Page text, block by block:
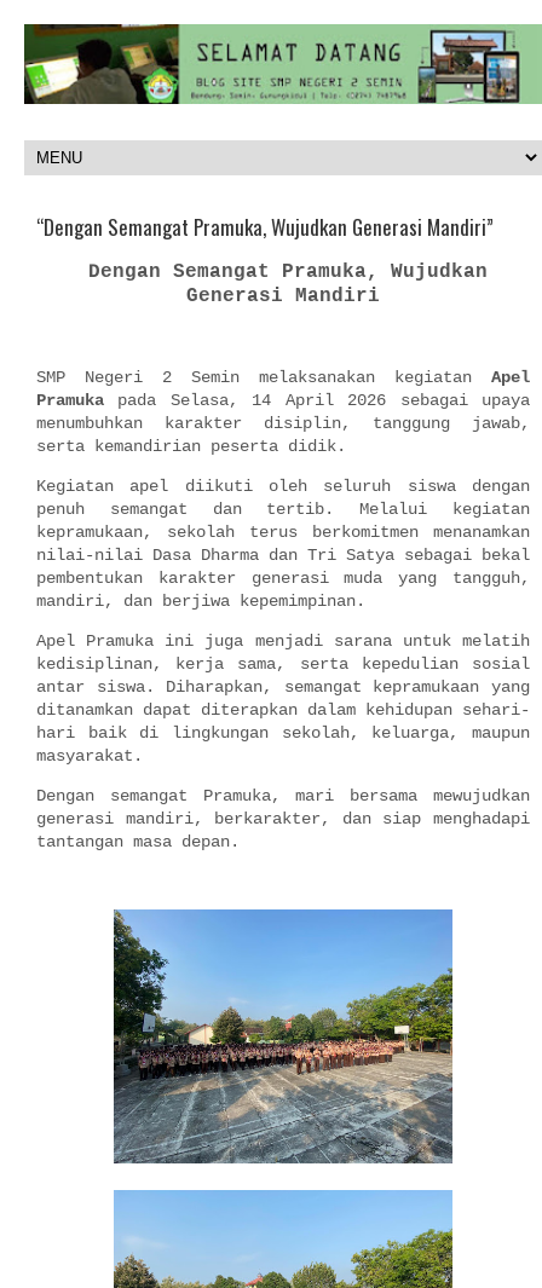
“Dengan Semangat Pramuka, Wujudkan Generasi Mandiri”
Dengan Semangat Pramuka, Wujudkan
Generasi Mandiri
SMP Negeri 2 Semin melaksanakan kegiatan Apel
Pramuka pada Selasa, 14 April 2026 sebagai upaya
menumbuhkan karakter disiplin, tanggung jawab,
serta kemandirian peserta didik.
Kegiatan apel diikuti oleh seluruh siswa dengan
penuh semangat dan tertib. Melalui kegiatan
kepramukaan, sekolah terus berkomitmen menanamkan
nilai-nilai Dasa Dharma dan Tri Satya sebagai bekal
pembentukan karakter generasi muda yang tangguh,
mandiri, dan berjiwa kepemimpinan.
Apel Pramuka ini juga menjadi sarana untuk melatih
kedisiplinan, kerja sama, serta kepedulian sosial
antar siswa. Diharapkan, semangat kepramukaan yang
ditanamkan dapat diterapkan dalam kehidupan sehari-
hari baik di lingkungan sekolah, keluarga, maupun
masyarakat.
Dengan semangat Pramuka, mari bersama mewujudkan
generasi mandiri, berkarakter, dan siap menghadapi
tantangan masa depan.